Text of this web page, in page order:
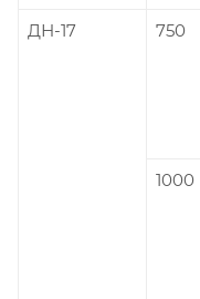
ДН-17
750
1000